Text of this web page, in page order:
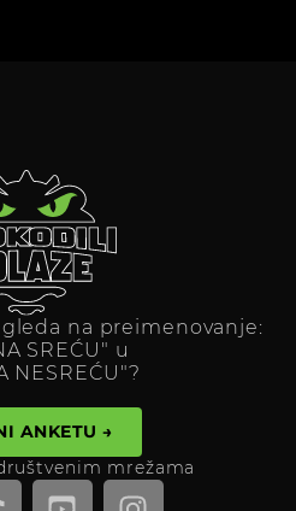
na preimenovanje:
SREĆU" u
NESREĆU"?
ANKETU →
mrežama